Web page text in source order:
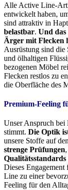
Alle Active Line-
entwickelt haben,
sind attraktiv in
belastbar. Und das
Ärger mit Flecken
Ausrüstung sind die
und ölhaltigen
bezogenen Möbel
Flecken restlos zu
die Oberfläche des
Premium-Feeling
Unser Anspruch bei
stimmt. Die Optik
unsere Stoffe auf
strenge Prüfungen
Dieses
Line zu einer
Feeling für den